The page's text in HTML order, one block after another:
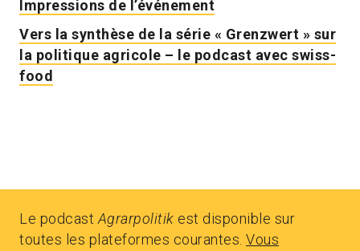
Impressions de l’événement
Vers la synthèse de la série « Grenzwert » sur
la politique agricole – le podcast avec swiss-
food
Le podcast Agrarpolitik est disponible sur
toutes les plateformes courantes. Vous